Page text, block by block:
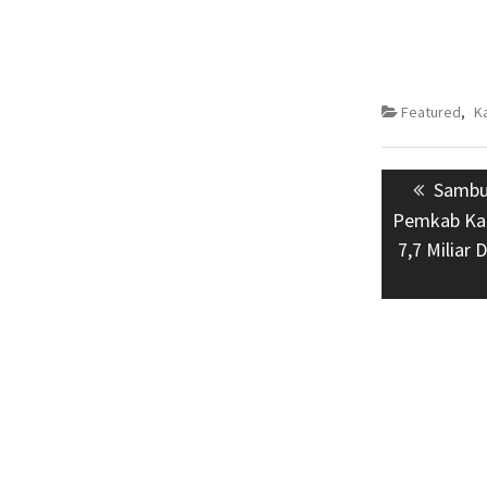
Featured,
Navigasi
pos
post:
Pemkab
7,7 Miliar